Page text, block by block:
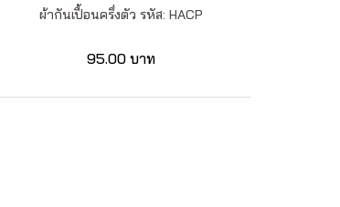
ผ้ากันเปื้อนครึ่งตัว รหัส: HACP
95.00 บาท